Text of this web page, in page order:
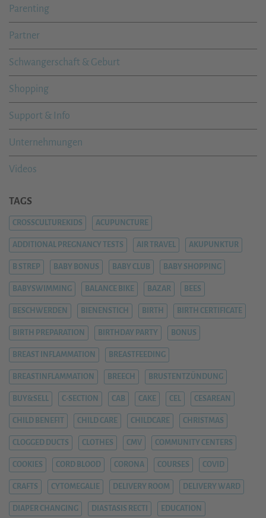
Parenting
Partner
Schwangerschaft & Geburt
Shopping
Support & Info
Unternehmungen
Videos
TAGS
CROSSCULTUREKIDS ACUPUNCTURE
ADDITIONAL PREGNANCY TESTS AIR TRAVEL AKUPUNKTUR
B STREP BABY BONUS BABY CLUB BABY SHOPPING
BABYSWIMMING BALANCE BIKE BAZAR BEES
BESCHWERDEN BIENENSTICH BIRTH BIRTH CERTIFICATE
BIRTH PREPARATION BIRTHDAY PARTY BONUS
BREAST INFLAMMATION BREASTFEEDING
BREASTINFLAMMATION BREECH BRUSTENTZÜNDUNG
BUY&SELL C-SECTION CAB CAKE CEL CESAREAN
CHILD BENEFIT CHILD CARE CHILDCARE CHRISTMAS
CLOGGED DUCTS CLOTHES CMV COMMUNITY CENTERS
COOKIES CORD BLOOD CORONA COURSES COVID
CRAFTS CYTOMEGALIE DELIVERY ROOM DELIVERY WARD
DIAPER CHANGING DIASTASIS RECTI EDUCATION